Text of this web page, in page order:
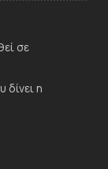
σε
δίνει η